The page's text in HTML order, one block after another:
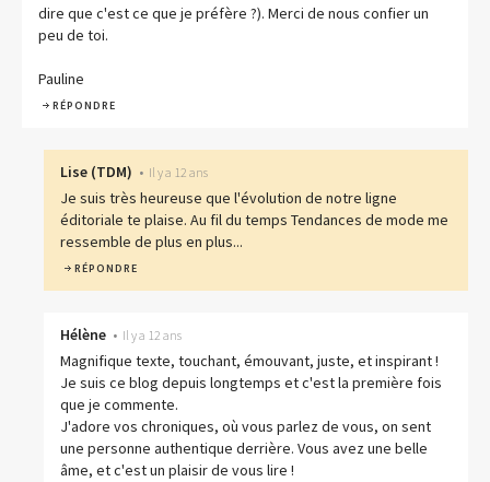
dire que c'est ce que je préfère ?). Merci de nous confier un
peu de toi.
Pauline
RÉPONDRE
Lise (TDM) • Il y a 12 ans
Je suis très heureuse que l'évolution de notre ligne
éditoriale te plaise. Au fil du temps Tendances de mode me
ressemble de plus en plus...
RÉPONDRE
Hélène • Il y a 12 ans
Magnifique texte, touchant, émouvant, juste, et inspirant !
Je suis ce blog depuis longtemps et c'est la première fois
que je commente.
J'adore vos chroniques, où vous parlez de vous, on sent
une personne authentique derrière. Vous avez une belle
âme, et c'est un plaisir de vous lire !